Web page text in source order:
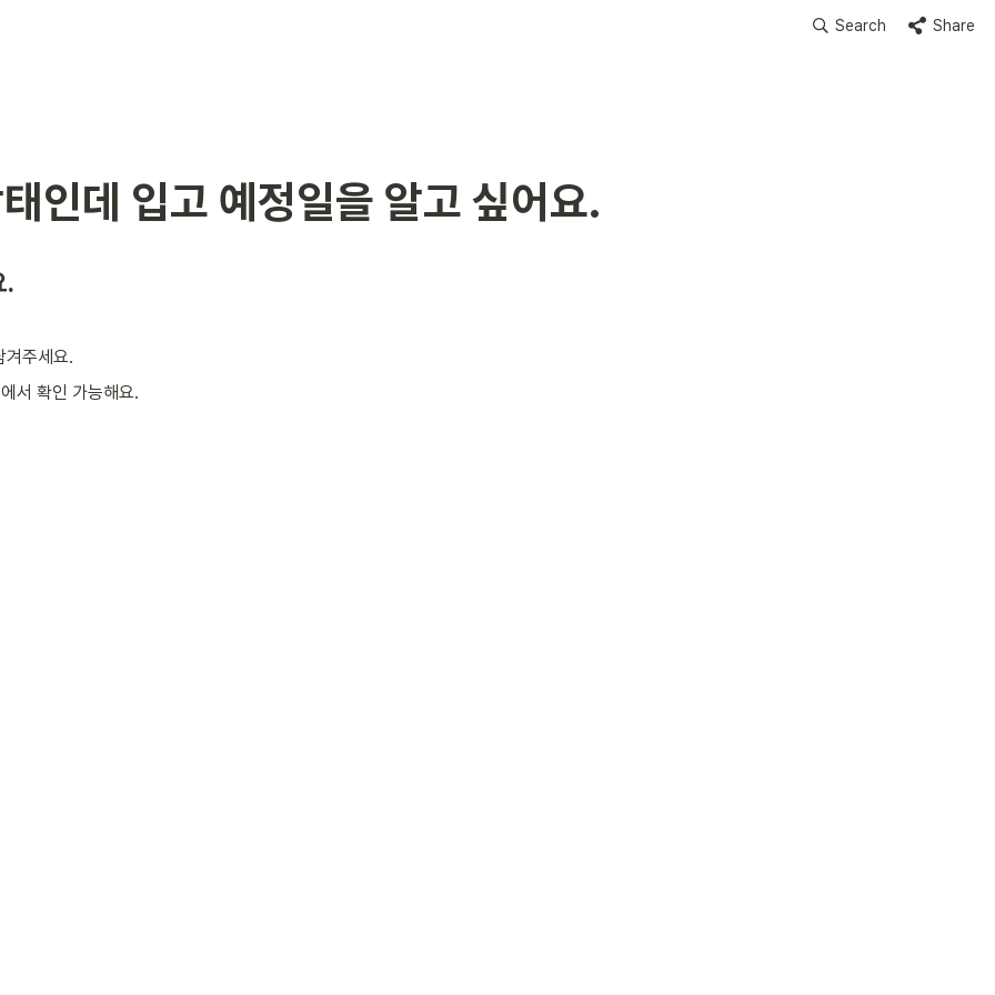
Search Share
인데 입고 예정일을 알고 싶어요.
.
겨주세요.
서 확인 가능해요.